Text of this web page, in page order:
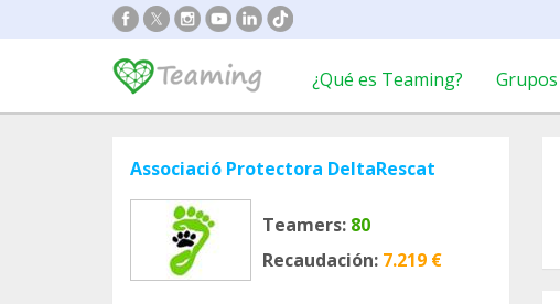
¿Qué es Teaming? Grupos
Associació Protectora DeltaRescat
Teamers: 80
Recaudación: 7.219 €